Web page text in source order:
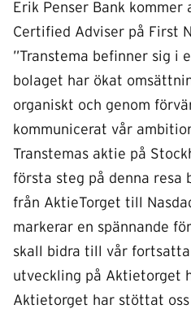
Erik Penser Bank
Certified Adviser på First
”Transtema befinner sig i
bolaget har ökat
organiskt och genom
kommunicerat vår
Transtemas aktie på
första steg på denna resa
från AktieTorget till
markerar en spännande
skall bidra till vår
utveckling på Aktietorget
Aktietorget har stöttat